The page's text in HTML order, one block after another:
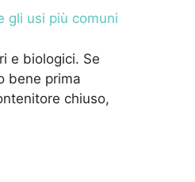
gli usi più comuni
e biologici. Se
bene prima
chiuso,